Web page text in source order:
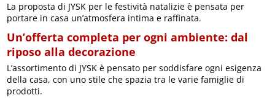
La proposta di JYSK per le festività natalizie è pensata per
portare in casa un’atmosfera intima e raffinata.
Un’offerta completa per ogni ambiente: dal
riposo alla decorazione
L’assortimento di JYSK è pensato per soddisfare ogni esigenza
della casa, con uno stile che spazia tra le varie famiglie di
prodotti.